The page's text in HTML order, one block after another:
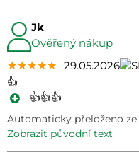
Jk
Ověřený nákup
★★★★★
★★★★★
★★★★★ 29.05.2026
👍
👍👍👍
Automaticky přeloženo
zobrazit původní text